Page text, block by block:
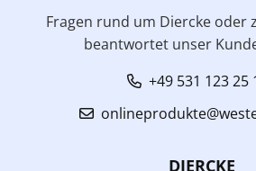
Fragen rund um Diercke oder
beantwortet unser
+49 531 123 25
DIERCKE